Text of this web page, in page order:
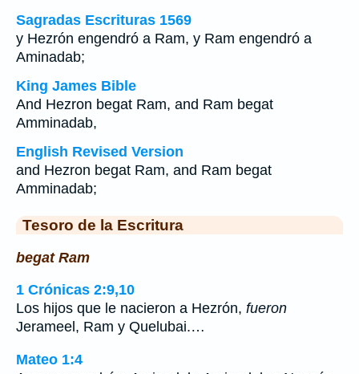
Sagradas Escrituras 1569
y Hezrón engendró a Ram, y Ram engendró a
Aminadab;
King James Bible
And Hezron begat Ram, and Ram begat
Amminadab,
English Revised Version
and Hezron begat Ram, and Ram begat
Amminadab;
Tesoro de la Escritura
begat Ram
1 Crónicas 2:9,10
Los hijos que le nacieron a Hezrón, fueron
Jerameel, Ram y Quelubai.…
Mateo 1:4